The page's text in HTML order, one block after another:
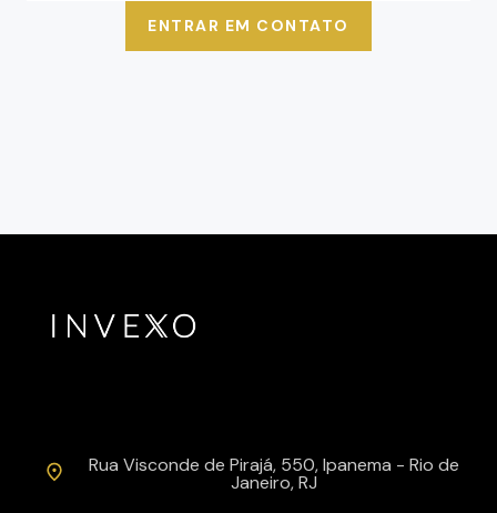
ENTRAR EM CONTATO
Rua Visconde de Pirajá, 550, Ipanema - Rio de
Janeiro, RJ